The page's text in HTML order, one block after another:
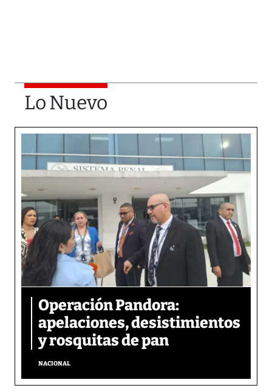
Lo Nuevo
Operación Pandora:
apelaciones, desistimientos
y rosquitas de pan
NACIONAL